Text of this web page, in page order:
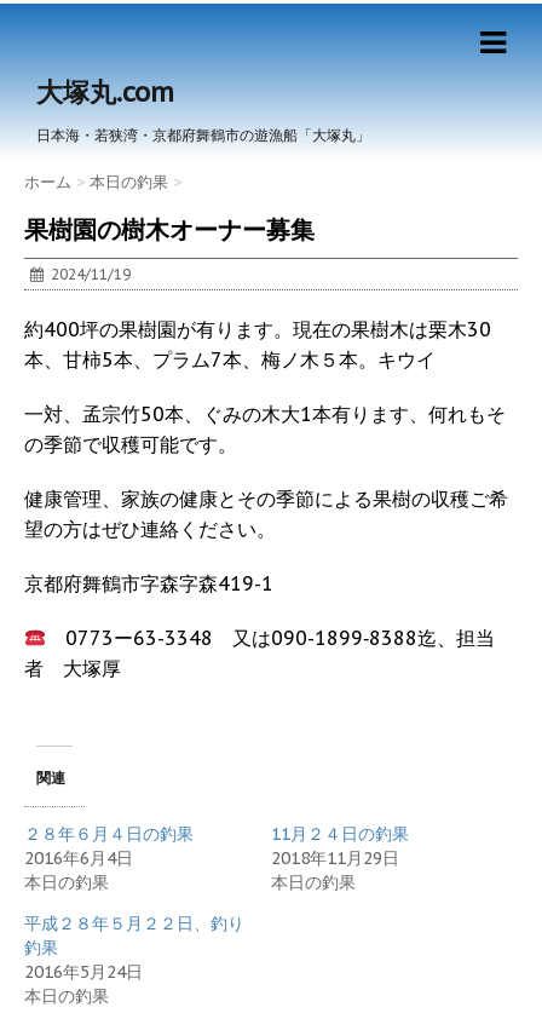
大塚丸.com
日本海・若狭湾・京都府舞鶴市の遊漁船「大塚丸」
ホーム > 本日の釣果 >
果樹園の樹木オーナー募集
2024/11/19
約400坪の果樹園が有ります。現在の果樹木は栗木30
本、甘柿5本、プラム7本、梅ノ木５本。キウイ
一対、孟宗竹50本、ぐみの木大1本有ります、何れもそ
の季節で収穫可能です。
健康管理、家族の健康とその季節による果樹の収穫ご希
望の方はぜひ連絡ください。
京都府舞鶴市字森字森419-1
0773ー63-3348 又は090-1899‐8388迄、担当
者 大塚厚
関連
２８年６月４日の釣果
2016年6月4日
本日の釣果
11月２４日の釣果
2018年11月29日
本日の釣果
平成２８年５月２２日、釣り
釣果
2016年5月24日
本日の釣果